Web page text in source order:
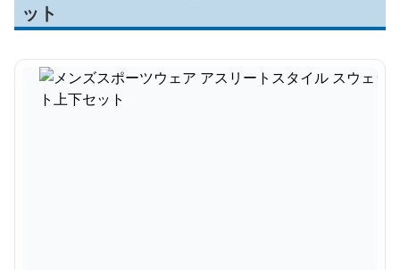
ット